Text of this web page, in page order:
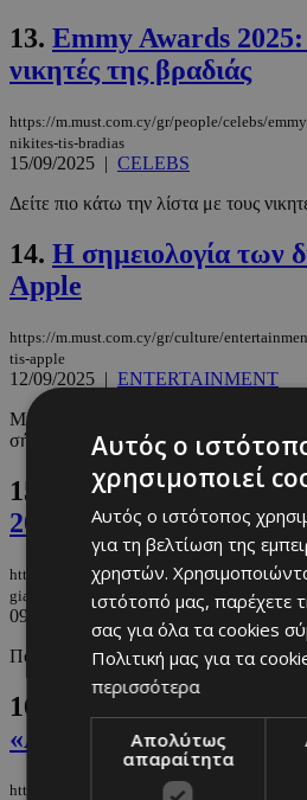
13. Emmy Awards 2025:
νικητές της βραδιάς
https://m.must.com.cy/gr/people/celebs/
nikites-tis-bradias
15/09/2025 | CELEBS
Δείτε πιο κάτω την λίστα με τους
14. Η σημειολογία των
Apple
https://m.must.com.cy/gr/culture/
tis-apple
12/09/2025 | ENTERTAINMENT
Μία αναδρομή στις διαφημίσεις τις
σήμερα.
15.
Όλα όσα πρέπει να
2025 Emmy Awards
https://m.must.com.cy/gr/culture/
gia-ta-2025-emmy-awards
09/09/2025
ENTERTAINMENT
Πότε, που και ποιος θα παρουσιάσει
16.
Γράφει ιστορία ο
«Adolescence»
https://m.must.com.cy/gr/people/celebs/
Αυτός ο
χρησιμοποιεί
Αυτός ο ιστότοπος
για τη βελτίωση της
χρηστών.
ιστότοπό μας, παρέχετε
σας για όλα τα cookies
Πολιτική μας για τα
περισσότερα
Απολύτως
απαραίτητα